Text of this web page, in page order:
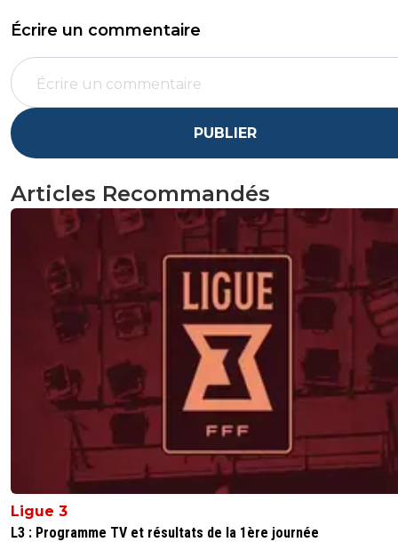
Écrire un commentaire
PUBLIER
Articles Recommandés
Ligue 3
L3 : Programme TV et résultats de la 1ère journée